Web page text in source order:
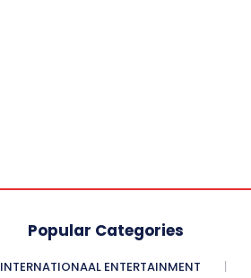
Popular Categories
INTERNATIONAAL ENTERTAINMENT